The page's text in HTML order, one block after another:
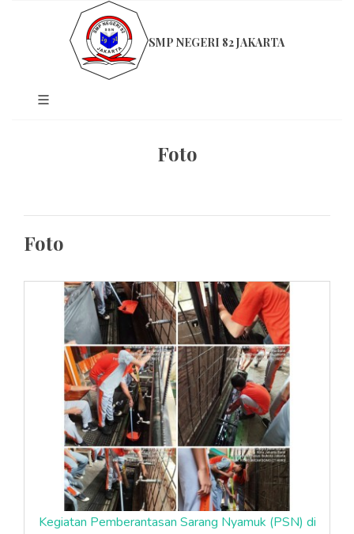
SMP NEGERI 82 JAKARTA
Foto
Foto
Kegiatan Pemberantasan Sarang Nyamuk (PSN) di